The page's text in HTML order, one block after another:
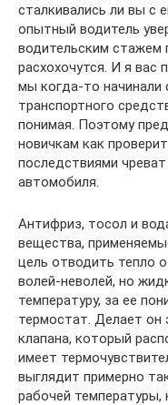
сталкивались ли вы с
опытный водитель
водительским стажем
расхохочутся. И я вас
мы когда-то начинали
транспортного
понимая. Поэтому
новичкам как
последствиями
автомобиля.
Антифриз, тосол и
вещества,
цель отводить тепло
волей-неволей, но
температуру, за ее
термостат. Делает он
клапана, который
имеет
выглядит примерно
рабочей температуры,